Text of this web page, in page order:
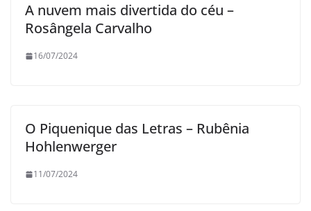
A nuvem mais divertida do céu –
Rosângela Carvalho
16/07/2024
O Piquenique das Letras – Rubênia
Hohlenwerger
11/07/2024